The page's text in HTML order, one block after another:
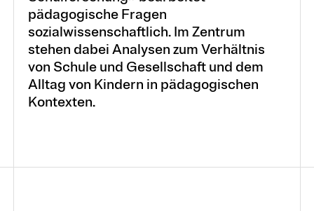
pädagogische Fragen
sozialwissenschaftlich. Im Zentrum
stehen dabei Analysen zum Verhältnis
von Schule und Gesellschaft und dem
Alltag von Kindern in pädagogischen
Kontexten.